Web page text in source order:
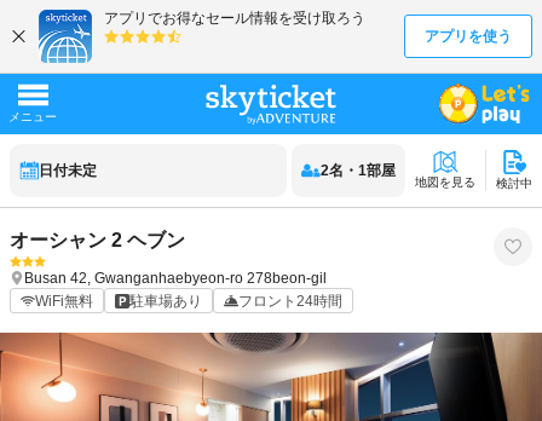
日付未定 2名 ・ 1部屋
地図を見る 検討中
オーシャン 2 ヘブン
Busan 42, Gwanganhaebyeon-ro 278beon-gil
WiFi無料
駐車場あり フロント24時間